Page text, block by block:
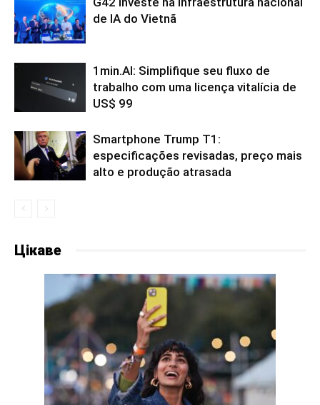
de IA do Vietnã
1min.AI: Simplifique seu fluxo de
trabalho com uma licença vitalícia de
US$ 99
Smartphone Trump T1:
especificações revisadas, preço mais
alto e produção atrasada
Цікаве